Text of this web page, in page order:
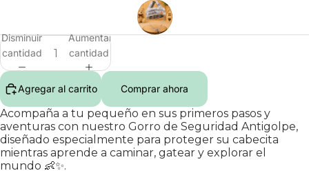
Disminuir
cantidad
Aumentar
cantidad
Agregar al carrito Comprar ahora
Acompaña a tu pequeño en sus primeros pasos y
aventuras con nuestro Gorro de Seguridad Antigolpe,
diseñado especialmente para proteger su cabecita
mientras aprende a caminar, gatear y explorar el
mundo 👶✨.